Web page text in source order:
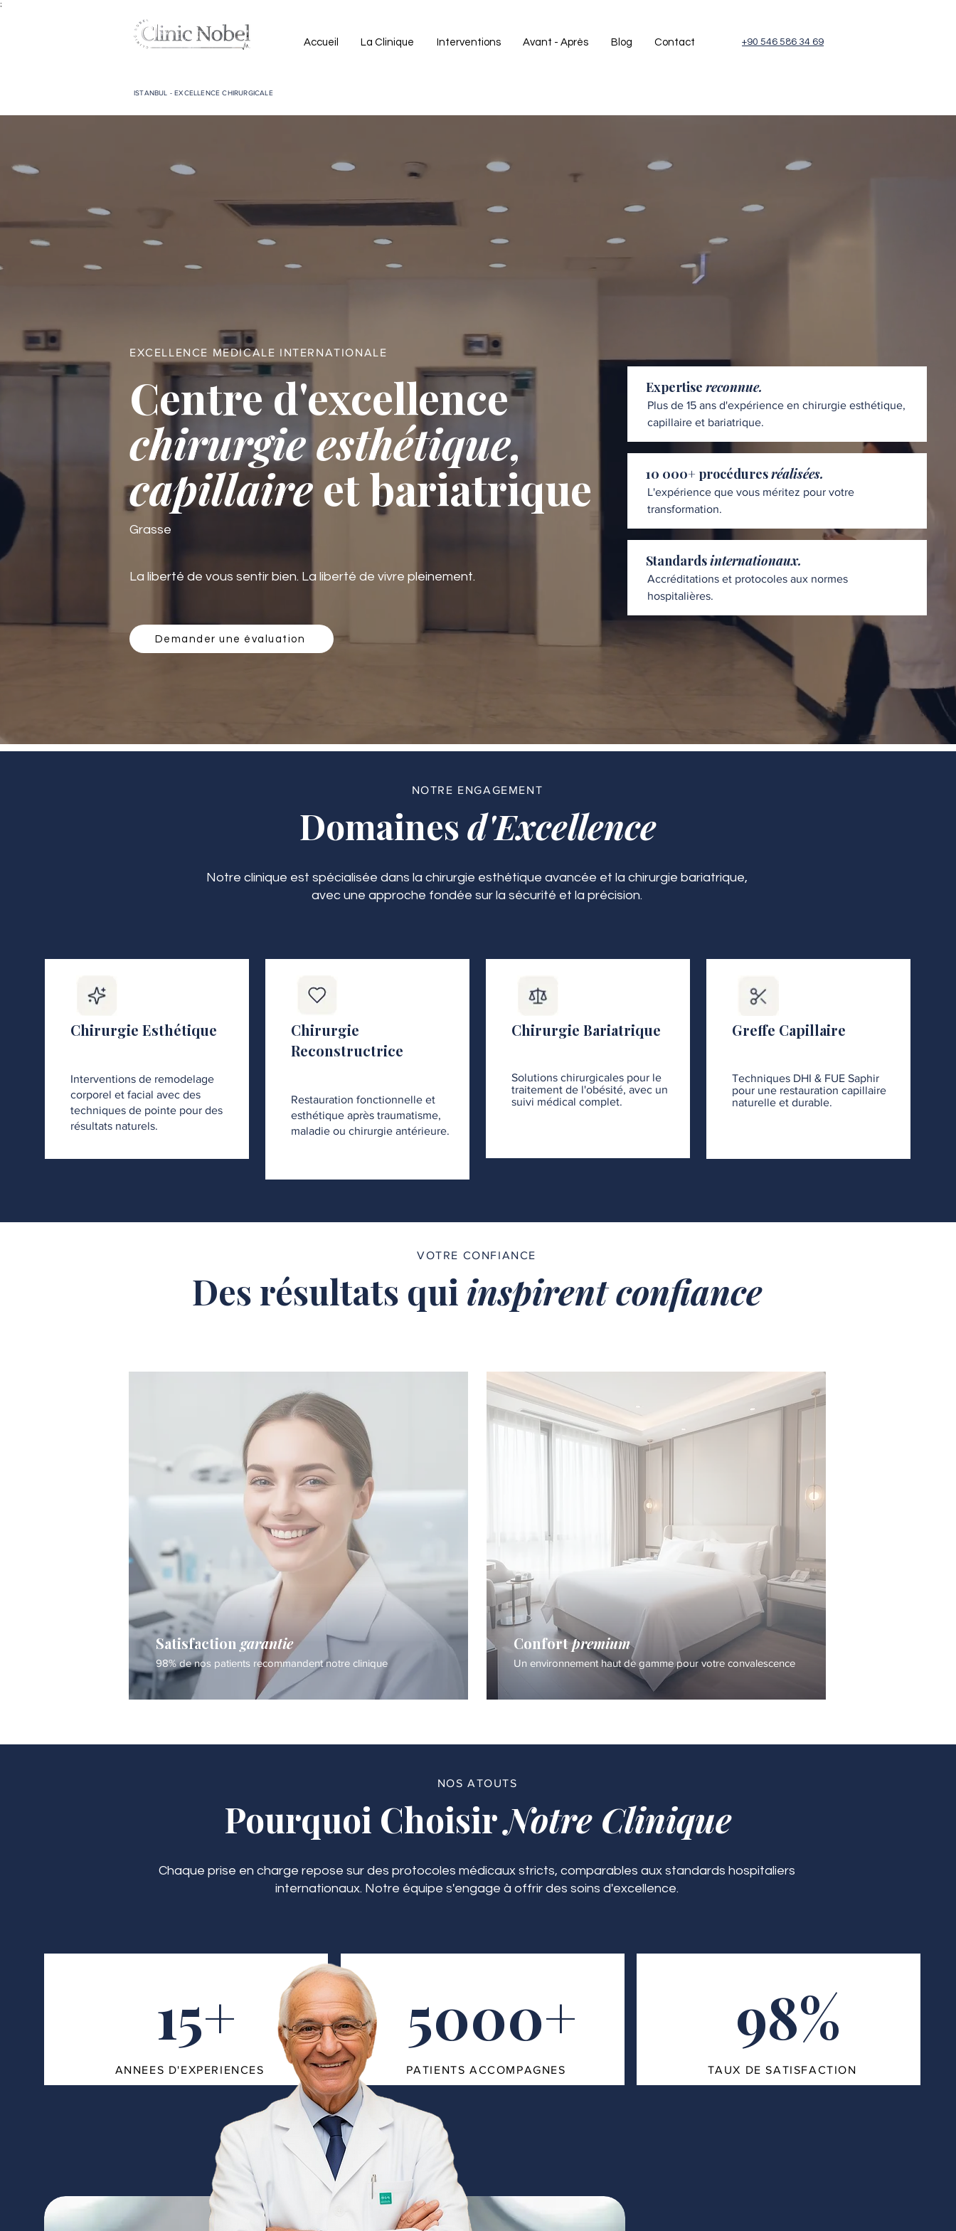
;
Accueil La Clinique Interventions Avant - Après Blog Contact
ISTANBUL - EXCELLENCE CHIRURGICALE
+90 546 586 34 69
EXCELLENCE MEDICALE INTERNATIONALE
Centre d'excellence
chirurgie esthétique,
capillaire et bariatrique
Grasse
La liberté de vous sentir bien. La liberté de vivre pleinement.
Expertise reconnue.
Plus de 15 ans d'expérience en chirurgie esthétique,
capillaire et bariatrique.
10 000+ procéduresréalisées.
L'expérience que vous méritez pour votre
transformation.
Standardsinternationaux.
Accréditations et protocoles aux normes
hospitalières.
Demander une évaluation
NOTRE ENGAGEMENT
Domainesd'Excellence
Notre clinique est spécialisée dans la chirurgie esthétique avancée et la chirurgie bariatrique,
avec une approche fondée sur la sécurité et la précision.
Chirurgie Esthétique
Interventions de remodelage
corporel et facial avec des
techniques de pointe pour des
résultats naturels.
Chirurgie
Reconstructrice
Restauration fonctionnelle et
esthétique après traumatisme,
maladie ou chirurgie antérieure.
Chirurgie Bariatrique
Solutions chirurgicales pour le
traitement de l'obésité, avec un
suivi médical complet.
Greffe Capillaire
Techniques DHI & FUE Saphir
pour une restauration capillaire
naturelle et durable.
VOTRE CONFIANCE
Des résultats qui inspirent confiance
Satisfaction garantie
98% de nos patients recommandent notre clinique
Confortpremium
Un environnement haut de gamme pour votre convalescence
NOS ATOUTS
Pourquoi ChoisirNotre Clinique
Chaque prise en charge repose sur des protocoles médicaux stricts, comparables aux standards hospitaliers
internationaux. Notre équipe s'engage à offrir des soins d'excellence.
15+
ANNEES D'EXPERIENCES
5000+
PATIENTS ACCOMPAGNES
98%
TAUX DE SATISFACTION